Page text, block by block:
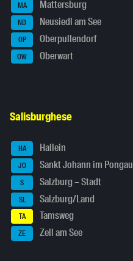
MA Mattersburg
ND Neusiedl am See
OP Oberpullendorf
OW Oberwart
Salisburghese
HA Hallein
JO Sankt Johann im Pongau
S Salzburg – Stadt
SL Salzburg/Land
TA Tamsweg
ZE Zell am See